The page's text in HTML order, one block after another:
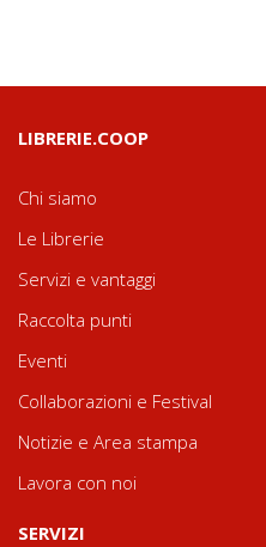
LIBRERIE.COOP
Chi siamo
Le Librerie
Servizi e vantaggi
Raccolta punti
Eventi
Collaborazioni e Festival
Notizie e Area stampa
Lavora con noi
SERVIZI